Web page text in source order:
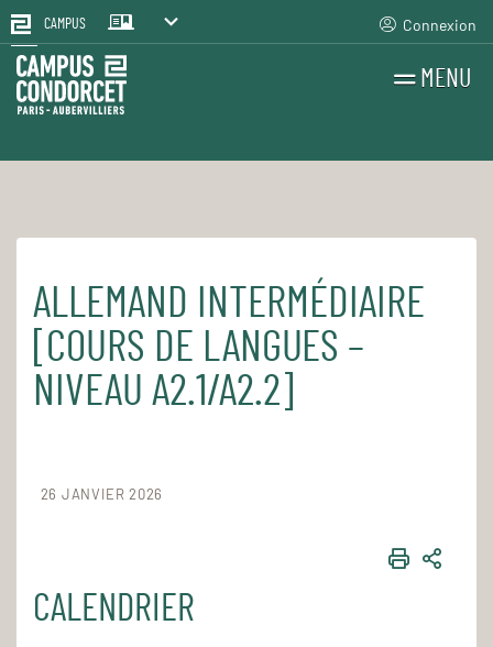
CAMPUS Connexion
MENU
Accueil Pour le quotidien Les cours et séminaires
ALLEMAND INTERMÉDIAIRE
[COURS DE LANGUES –
NIVEAU A2.1/A2.2]
26 JANVIER 2026
CALENDRIER